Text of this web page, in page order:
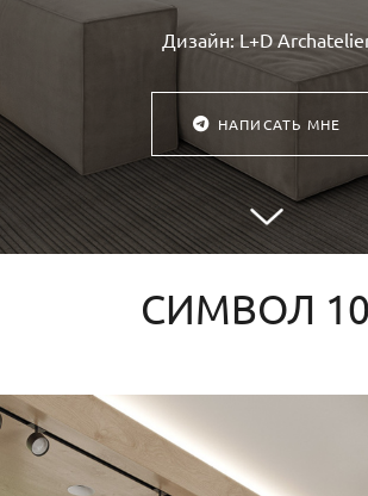
Дизайн: L+D
НАПИСАТЬ МНЕ
СИМВОЛ